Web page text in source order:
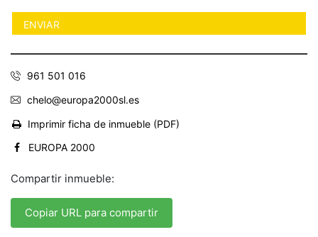
961 501 016
chelo@europa2000sl.es
Imprimir ficha de inmueble (PDF)
EUROPA 2000
Compartir inmueble:
Copiar URL para compartir